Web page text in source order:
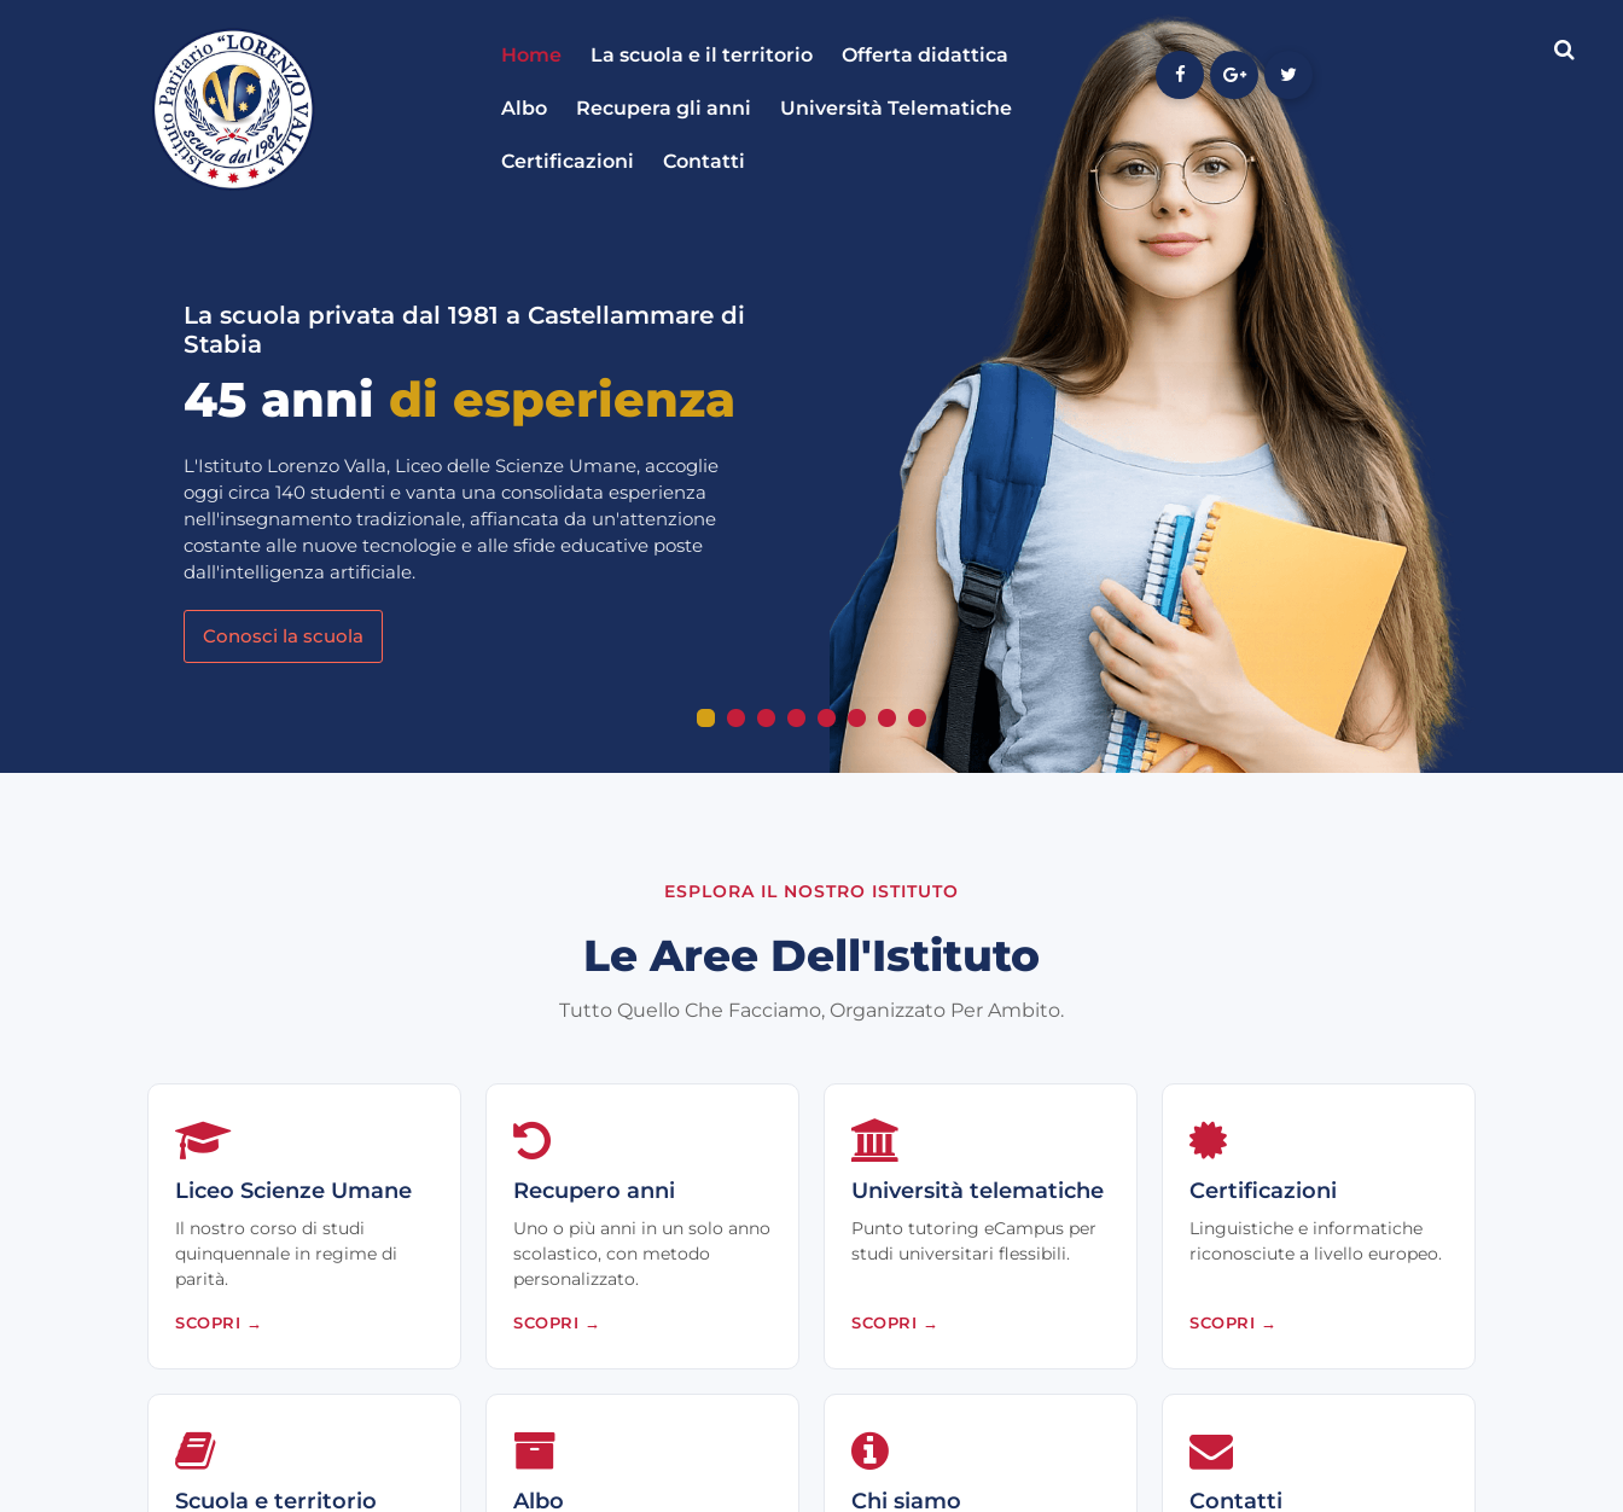
Home La scuola e il territorio Offerta didattica
Albo Recupera gli anni Università Telematiche
Certificazioni Contatti
La scuola privata dal 1981 a Castellammare di
Stabia
45 anni di esperienza
L'Istituto Lorenzo Valla, Liceo delle Scienze Umane, accoglie
oggi circa 140 studenti e vanta una consolidata esperienza
nell'insegnamento tradizionale, affiancata da un'attenzione
costante alle nuove tecnologie e alle sfide educative poste
dall'intelligenza artificiale.
Conosci la scuola
ESPLORA IL NOSTRO ISTITUTO
Le Aree Dell'Istituto
Tutto Quello Che Facciamo, Organizzato Per Ambito.
Liceo Scienze Umane
Il nostro corso di studi
quinquennale in regime di
parità.
SCOPRI →
Recupero anni
Uno o più anni in un solo anno
scolastico, con metodo
personalizzato.
SCOPRI →
Università telematiche
Punto tutoring eCampus per
studi universitari flessibili.
SCOPRI →
Certificazioni
Linguistiche e informatiche
riconosciute a livello europeo.
SCOPRI →
Scuola e territorio Albo Chi siamo Contatti